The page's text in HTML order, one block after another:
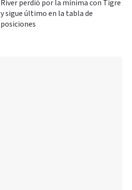
River perdió por la mínima con Tigre
y sigue último en la tabla de
posiciones